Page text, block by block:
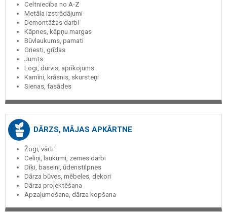
Celtniecība no A-Z
Metāla izstrādājumi
Demontāžas darbi
Kāpnes, kāpņu margas
Būvlaukums, pamati
Griesti, grīdas
Jumts
Logi, durvis, aprīkojums
Kamīni, krāsnis, skursteņi
Sienas, fasādes
DĀRZS, MĀJAS APKĀRTNE
Žogi, vārti
Celiņi, laukumi, zemes darbi
Dīķi, baseini, ūdenstilpnes
Dārza būves, mēbeles, dekori
Dārza projektēšana
Apzaļumošana, dārza kopšana